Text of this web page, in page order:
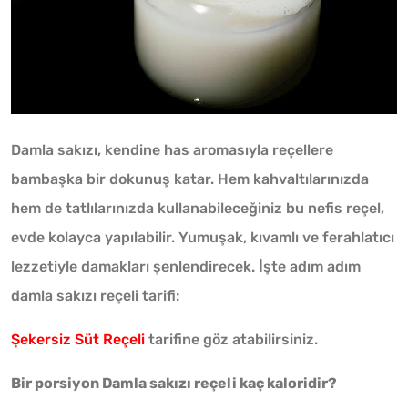
Damla sakızı, kendine has aromasıyla reçellere
bambaşka bir dokunuş katar. Hem kahvaltılarınızda
hem de tatlılarınızda kullanabileceğiniz bu nefis reçel,
evde kolayca yapılabilir. Yumuşak, kıvamlı ve ferahlatıcı
lezzetiyle damakları şenlendirecek. İşte adım adım
damla sakızı reçeli tarifi:
Şekersiz Süt Reçeli tarifine göz atabilirsiniz.
Bir porsiyon Damla sakızı reçeli kaç kaloridir?